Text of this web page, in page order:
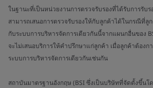
ในฐานะที่เป็นหน่วยงานการตรวจรับรองที่ได้รับการรับร
สามารถเสนอการตรวจรับรองให้กับลูกค้าได้ในกรณีที่ลู
กับระบบการบริหารจัดการเดียวกันนี้จากแผนกอื่นของ
จะไม่เสนอบริการให้คำปรึกษาแก่ลูกค้า เมื่อลูกค้าต้องก
ระบบการบริหารจัดการเดียวกันเช่นกัน
สถาบันมาตรฐานอังกฤษ (BSI ซึ่งเป็นบริษัทที่จัดตั้งขึ้นโ